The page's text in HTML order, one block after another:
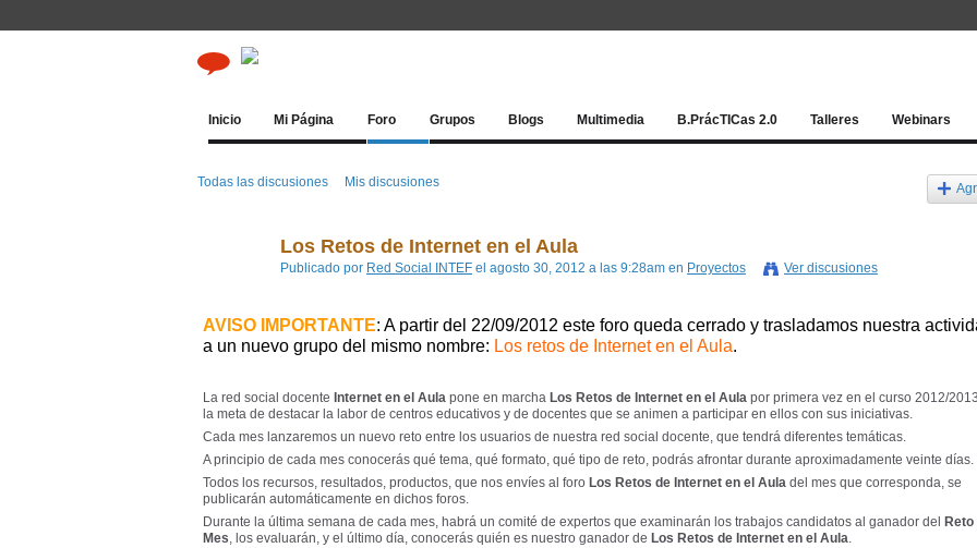
Inicio Mi Página Foro Grupos Blogs Multimedia B.PrácTICas 2.0 Talleres Webinars
Todas las discusiones Mis discusiones
Los Retos de Internet en el Aula
Publicado por Red Social INTEF el agosto 30, 2012 a las 9:28am en Proyectos Ver discusiones
AVISO IMPORTANTE: A partir del 22/09/2012 este foro queda cerrado y trasladamos nuestra
a un nuevo grupo del mismo nombre: Los retos de Internet en el Aula.
La red social docente Internet en el Aula pone en marcha Los Retos de Internet en el Aula por primera vez en el curso 2012/
la meta de destacar la labor de centros educativos y de docentes que se animen a participar en ellos con sus iniciativas.
Cada mes lanzaremos un nuevo reto entre los usuarios de nuestra red social docente, que tendrá diferentes temáticas.
A principio de cada mes conocerás qué tema, qué formato, qué tipo de reto, podrás afrontar durante aproximadamente veinte días.
Todos los recursos, resultados, productos, que nos envíes al foro Los Retos de Internet en el Aula del mes que corresponda, se
publicarán automáticamente en dichos foros.
Durante la última semana de cada mes, habrá un comité de expertos que examinarán los trabajos candidatos al ganador del
Reto
Mes, los evaluarán, y el último día, conocerás quién es nuestro ganador de Los Retos de Internet en el Aula.